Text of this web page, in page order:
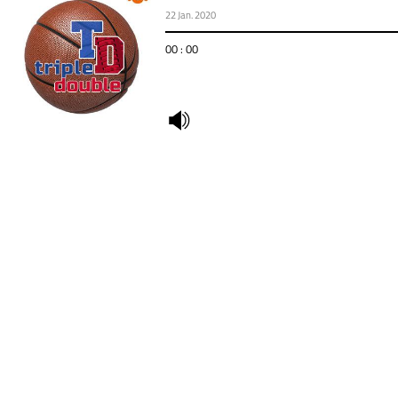
22 Jan. 2020
00 : 00